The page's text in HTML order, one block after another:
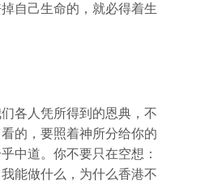
自己生命的，就必得着生
各人凭所得到的恩典，不
的，要照着神所分给你的
中道。你不要只在空想：
能做什么，为什么香港不